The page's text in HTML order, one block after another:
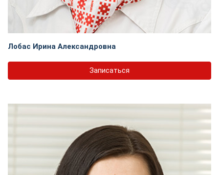
Лобас Ирина Александровна
Записаться